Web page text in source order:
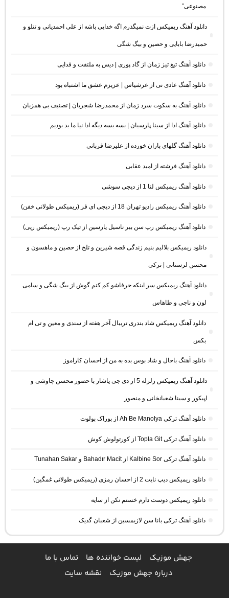
مصنوعی”
دانلود آهنگ ریمیکس ازت نمیگذرم اگه خدایی باشه از علی احمدیانی و تتلو و
حمیدرضا بابایی و حصین و بیگ شگی
دانلود آهنگ تیغ تیز زمان از گاد پوری | دیس به ملتفت و فدایی
دانلود آهنگ عادی نی از عرشیاس | عزیزم عشق ما اشتباه بود
دانلود آهنگ به سکوت سرد زمان از محمدرضا شجریان | تصنیف بی همزبان
دانلود آهنگ ادا از سینا پارسیان | بسه بسه دیگه ادا نیا ما بد بودیم
دانلود آهنگ گلهای باران خورده از علیرضا قربانی
دانلود آهنگ فرشته از امید عقابی
دانلود آهنگ ریمیکس لنا 1 از دیجی سوشی
دانلود آهنگ ریمیکس رادیو تهران 18 از دیجی ای فر (ریمیکس طولانی خفن)
دانلود آهنگ ریمیکس رپ سن بیر ناسیل یارسین از تیک رپ (ریمیکس رپی)
دانلود ریمیکس بلالیم بنیم زندگی قصه شیرین و تلخ از حصین و ماهسون و
محسن لرستانی | ترکی
دانلود آهنگ ریمیکس سر اینکه حرفاشو کم کنم گوش از بیگ شگی و سامی
لون و ناجی و طاهاس
دانلود آهنگ ریمیکس شاد بندری تریبال آخر هفته از سندی و معین و تی ام
بکس
دانلود آهنگ باحال و شاد بوس بده به من از احسان کاراموز
دانلود آهنگ ریمیکس زلزله 5 از دی جی یاشار با حضور محسن چاوشی و
اپیکور و سینا شعبانخانی و منصور
دانلود آهنگ ترکی Ah Be Manolya از بوراک بولوت
دانلود آهنگ ترکی Topla Git از کورتولوش کوش
دانلود آهنگ ترکی Kalbine Sor از Bahadır Macit و Tunahan Sakar
دانلود ریمیکس دیپ نایت 2 از احسان رمزی (ریمیکس طولانی غمگین)
دانلود ریمیکس دوست دارم خستم نکن از سایه
دانلود آهنگ ترکی بانا سن لازیمسین از شعبان گدیک
جهش موزیک لیست خواننده ها
تماس با ما
درباره جهش موزیک
نقشه سایت